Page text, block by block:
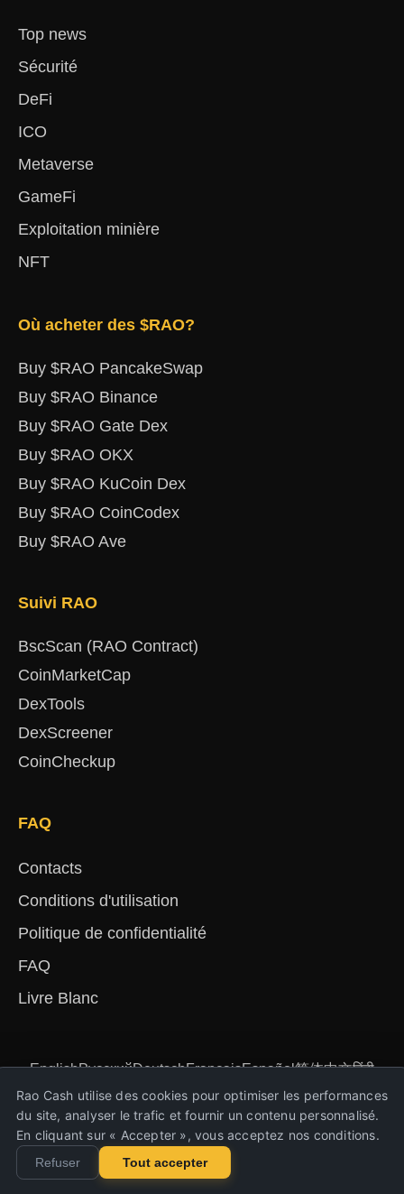
Top news
Sécurité
DeFi
ICO
Metaverse
GameFi
Exploitation minière
NFT
Où acheter des $RAO?
Buy $RAO PancakeSwap
Buy $RAO Binance
Buy $RAO Gate Dex
Buy $RAO OKX
Buy $RAO KuCoin Dex
Buy $RAO CoinCodex
Buy $RAO Ave
Suivi RAO
BscScan (RAO Contract)
CoinMarketCap
DexTools
DexScreener
CoinCheckup
FAQ
Contacts
Conditions d'utilisation
Politique de confidentialité
FAQ
Livre Blanc
EnglishРусскийDeutschFrançaisEspañol简体中文हिंदी
TürkçePortuguêsNederlandsУкраїнська
Copyright © 2023-2026 Rao Cash. Tous droits
réservés.
Rao Cash utilise des cookies pour optimiser les performances
du site, analyser le trafic et fournir un contenu personnalisé.
En cliquant sur « Accepter », vous acceptez nos conditions.
Refuser Tout accepter